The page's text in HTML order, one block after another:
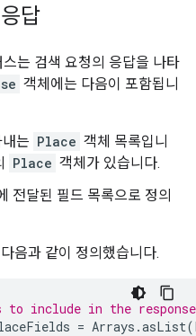
답
스는 검색 요청의 응답을 나타
객체에는 다음이 포함됩니
는 Place 객체 목록입니
Place 객체가 있습니다.
전달된 필드 목록으로 정의
음과 같이 정의했습니다.
include in the response
= Arrays .asList(